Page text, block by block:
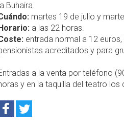
Buhaira.
martes 19 de julio y
a las 22 horas.
entrada normal a 12
acreditados y para
a la venta por teléfono
y en la taquilla del teatro